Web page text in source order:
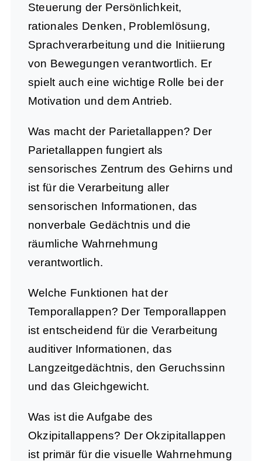
Steuerung der Persönlichkeit,
rationales Denken, Problemlösung,
Sprachverarbeitung und die Initiierung
von Bewegungen verantwortlich. Er
spielt auch eine wichtige Rolle bei der
Motivation und dem Antrieb.
Was macht der Parietallappen? Der
Parietallappen fungiert als
sensorisches Zentrum des Gehirns und
ist für die Verarbeitung aller
sensorischen Informationen, das
nonverbale Gedächtnis und die
räumliche Wahrnehmung
verantwortlich.
Welche Funktionen hat der
Temporallappen? Der Temporallappen
ist entscheidend für die Verarbeitung
auditiver Informationen, das
Langzeitgedächtnis, den Geruchssinn
und das Gleichgewicht.
Was ist die Aufgabe des
Okzipitallappens? Der Okzipitallappen
ist primär für die visuelle Wahrnehmung